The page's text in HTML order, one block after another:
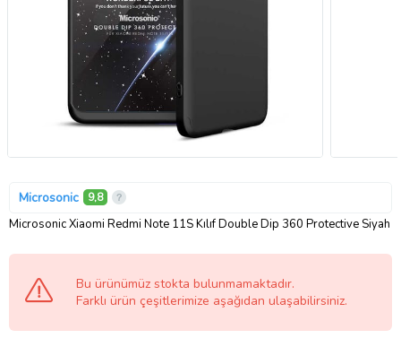
Microsonic 9,8
Microsonic Xiaomi Redmi Note 11S Kılıf Double Dip 360 Protective Siyah
Bu ürünümüz stokta bulunmamaktadır.
Farklı ürün çeşitlerimize aşağıdan ulaşabilirsiniz.